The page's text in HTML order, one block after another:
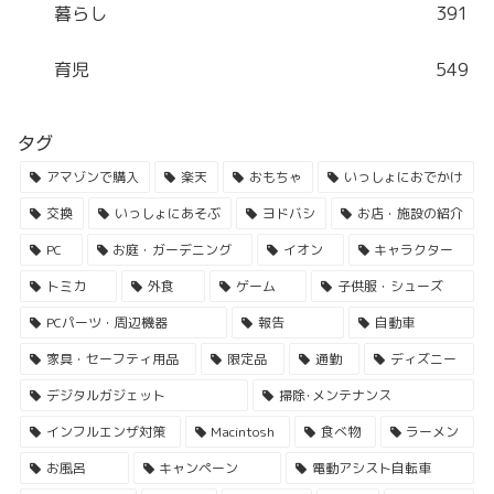
暮らし 391
育児 549
タグ
アマゾンで購入 楽天 おもちゃ
いっしょにおでかけ
交換
いっしょにあそぶ ヨドバシ
お店・施設の紹介
PC
お庭・ガーデニング イオン
キャラクター
トミカ
外食 ゲーム
子供服・シューズ
PCパーツ・周辺機器
報告
自動車
家具・セーフティ用品
限定品 通勤
ディズニー
デジタルガジェット
掃除･メンテナンス
インフルエンザ対策
Macintosh 食べ物
ラーメン
お風呂
キャンペーン
電動アシスト自転車